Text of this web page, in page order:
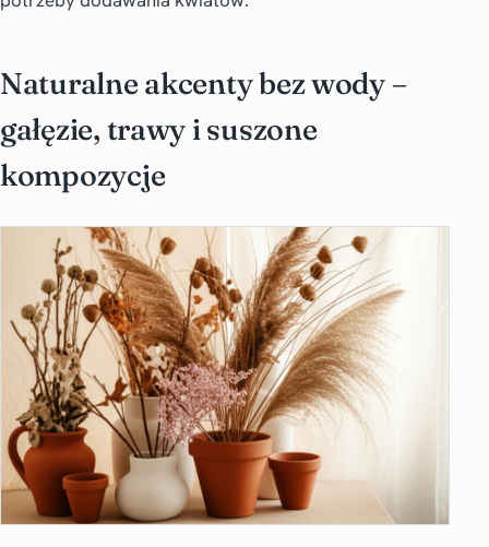
Naturalne akcenty bez wody –
gałęzie, trawy i suszone
kompozycje